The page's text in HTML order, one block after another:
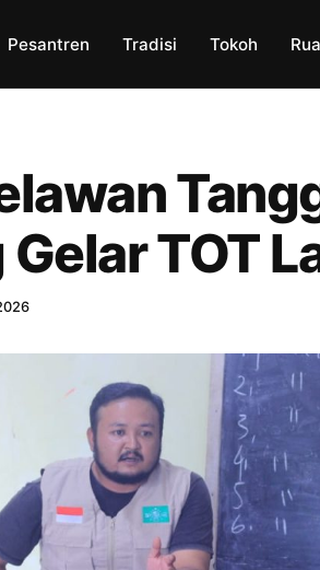
Pesantren Tradisi Tokoh
Gelar TOT